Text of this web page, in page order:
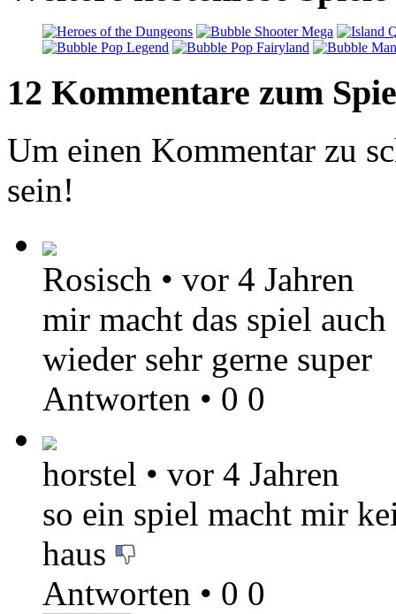
12 Kommentare zum
Um einen Kommentar zu
sein!
Rosisch • vor 4 Jahren
mir macht das spiel
wieder sehr gerne super
Antworten • 0 0
horstel • vor 4 Jahren
so ein spiel macht mir
haus
Antworten • 0 0